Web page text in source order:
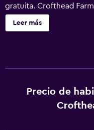
gratuita. Crofthead
botella de agua gratuita
están vestidas con ropa
web gracias a nuestro
ofrece servicio de
Leer más
Precio de